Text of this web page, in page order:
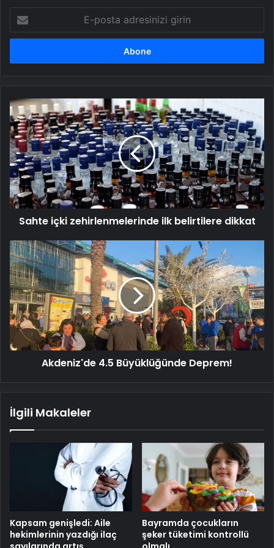
posta
adresinizi
Sahte
içki
zehirlenmelerinde
ilk
belirtilere
dikkat
Sahte içki zehirlenmelerinde ilk belirtilere dikkat
Akdeniz'de
4.5
Büyüklüğünde
Deprem!
Akdeniz'de 4.5 Büyüklüğünde Deprem!
İlgili Makaleler
Kapsam genişledi: Aile
hekimlerinin yazdığı ilaç
Bayramda çocukların
şeker tüketimi kontrollü